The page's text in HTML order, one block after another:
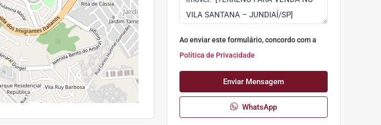
Ao enviar este formulário, concordo com a
Política de Privacidade
Enviar Mensagem
WhatsApp